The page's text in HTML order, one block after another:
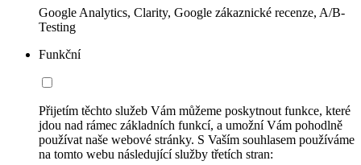
Google Analytics, Clarity, Google zákaznické recenze, A/B-
Testing
Funkční
Přijetím těchto služeb Vám můžeme poskytnout funkce, které
jdou nad rámec základních funkcí, a umožní Vám pohodlně
používat naše webové stránky. S Vaším souhlasem používáme
na tomto webu následující služby třetích stran: